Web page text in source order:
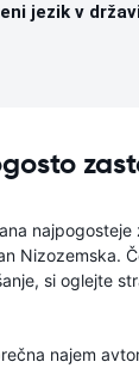
jezik v
najpogosteje
Nizozemska.
si oglejte
najem